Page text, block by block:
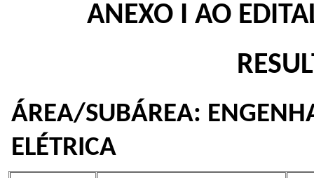
ANEXO I AO
ÁREA/SUBÁREA:
ELÉTRICA